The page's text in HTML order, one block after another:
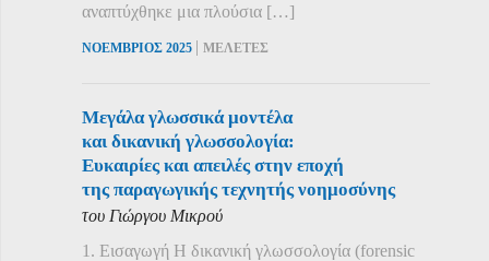
αναπτύχθηκε μια πλούσια […]
ΝΟΕΜΒΡΙΟΣ 2025 | ΜΕΛΕΤΕΣ
Μεγάλα γλωσσικά μοντέλα
και δικανική γλωσσολογία:
Ευκαιρίες και απειλές στην εποχή
της παραγωγικής τεχνητής νοημοσύνης
του Γιώργου Μικρού
1. Εισαγωγή Η δικανική γλωσσολογία (forensic